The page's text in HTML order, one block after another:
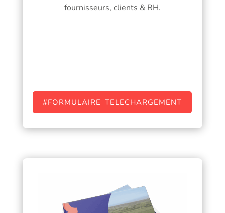
fournisseurs, clients & RH.
#FORMULAIRE_TELECHARGEMENT